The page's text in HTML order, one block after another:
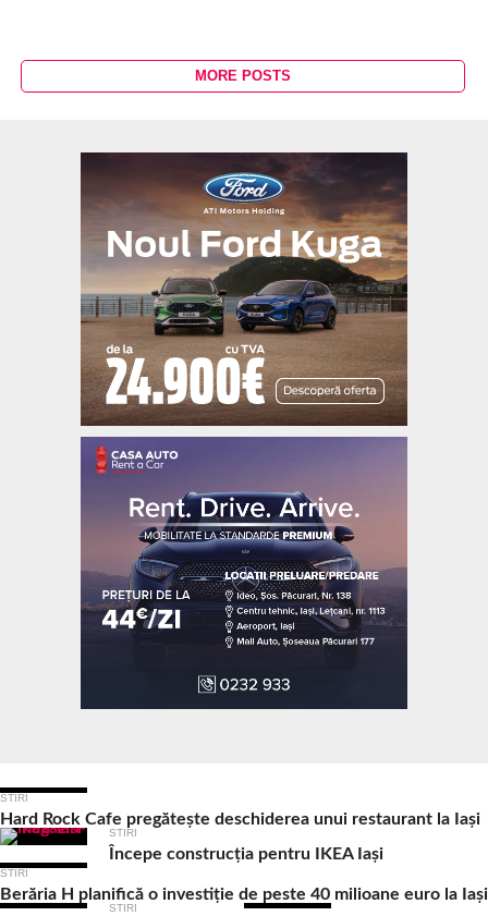
MORE POSTS
STIRI
Hard Rock Cafe pregătește deschiderea unui restaurant la Iași
STIRI
Începe construcția pentru IKEA Iași
STIRI
Berăria H planifică o investiție de peste 40 milioane euro la Iași
STIRI